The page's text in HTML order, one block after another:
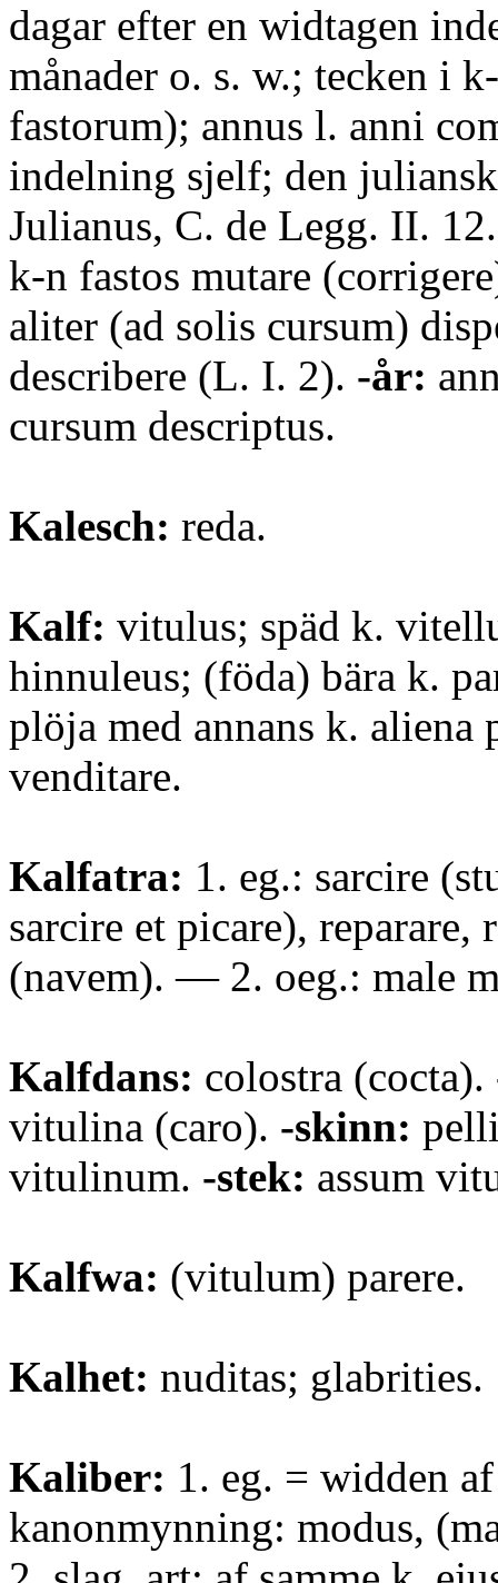
dagar efter en widtagen
månader o. s. w.; tecken i
fastorum); annus l. anni
indelning sjelf; den
Julianus, C. de Legg. II.
k-n fastos mutare
aliter (ad solis cursum)
describere (L. I. 2). -år:
cursum descriptus.
Kalesch: reda.
Kalf: vitulus; späd k.
hinnuleus; (föda) bära k.
plöja med annans k. aliena
venditare.
Kalfatra: 1. eg.: sarcire
sarcire et picare), reparare,
(navem). — 2. oeg.: male
Kalfdans: colostra (cocta).
vitulina (caro). -skinn:
vitulinum. -stek: assum
Kalfwa: (vitulum) parere.
Kalhet: nuditas; glabrities.
Kaliber: 1. eg. = widden
kanonmynning: modus,